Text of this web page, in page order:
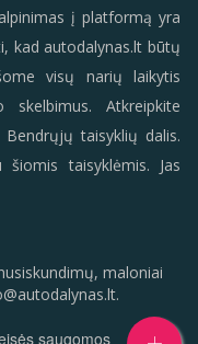
į platformą yra
kad autodalynas.lt būtų
visų narių laikytis
skelbimus. Atkreipkite
taisyklių dalis.
taisyklėmis. Jas
maloniai
@autodalynas.lt.
saugomos